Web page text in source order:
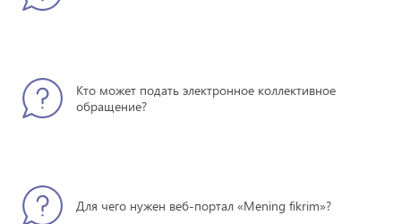
Кто может подать электронное коллективное
обращение?
Для чего нужен веб-портал «Mening fikrim»?